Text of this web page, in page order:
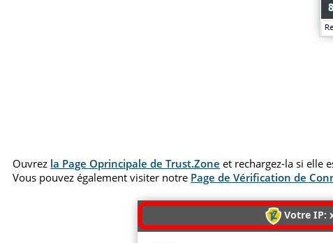
Ouvrez la Page Oprincipale de Trust.Zone et rechargez-la si elle
Vous pouvez également visiter notre Page de Vérification de
Votre IP: